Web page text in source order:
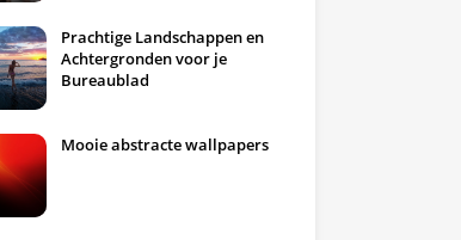
Prachtige Landschappen en
Achtergronden voor je
Bureaublad
Mooie abstracte wallpapers